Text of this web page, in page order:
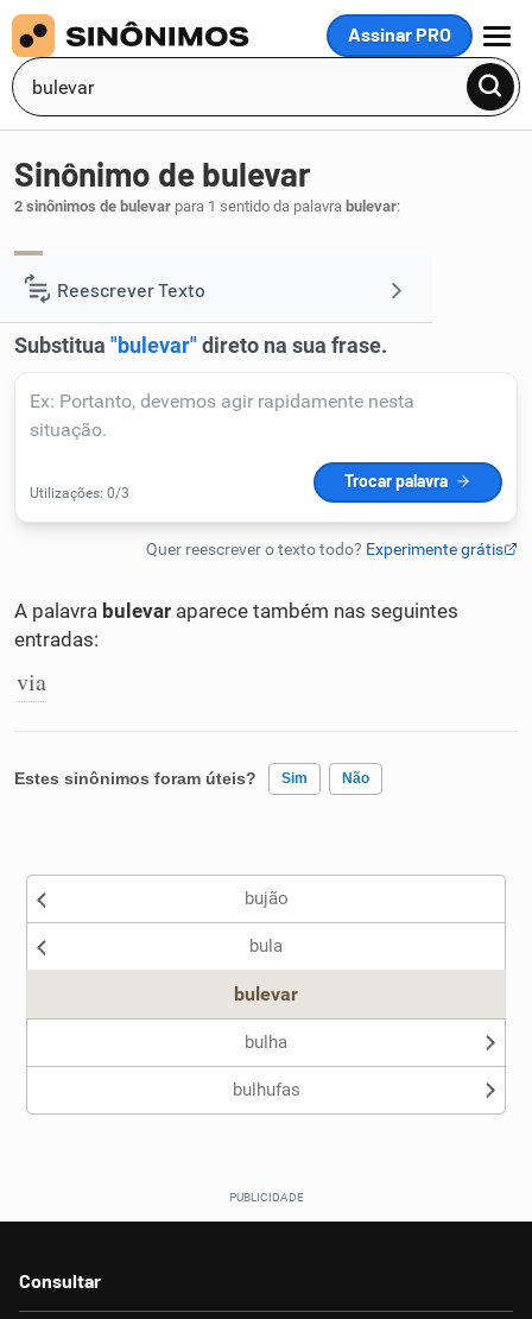
Assinar PRO
MENU
Reescrever Texto
Resumir Texto
Corrigir Texto
Detector de IA
Humanizador de IA
Sinônimos
Sinônimo de bulevar
2 sinônimos de bulevar para 1 sentido da palavra bulevar:
A palavra bulevar aparece também nas seguintes
entradas:
via
Estes sinônimos foram úteis? Sim Não
Nenhum dos sinônimos apresentados me ajudou
bujão
bula
bulevar
bulha
bulhufas
Consultar